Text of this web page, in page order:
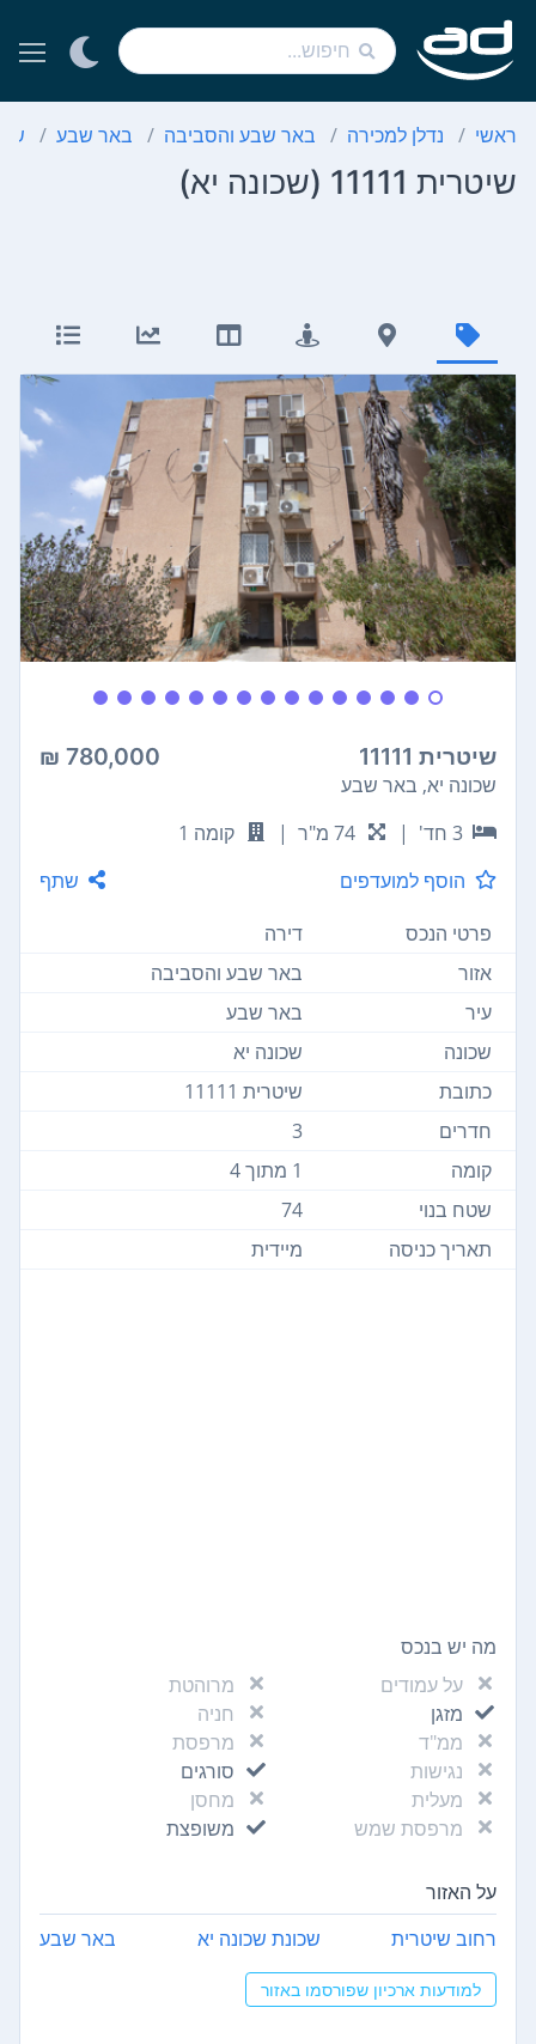
ראשי נדלן למכירה באר שבע והסביבה באר שבע
שיטרית 11111 (שכונה יא)
שיטרית 11111 780,000 ₪
שכונה יא, באר שבע
3 חד'
| 74 מ"ר |
קומה 1
הוסף למועדפים
שתף
פרטי הנכס
דירה
אזור
באר שבע והסביבה
עיר
באר שבע
שכונה
שכונה יא
כתובת
שיטרית 11111
חדרים
3
קומה
1 מתוך 4
שטח בנוי
74
תאריך כניסה
מיידית
מה יש בנכס
על עמודים
מרוהטת
מזגן
חניה
ממ"ד
מרפסת
נגישות
סורגים
מעלית
מחסן
מרפסת שמש
משופצת
על האזור
רחוב שיטרית שכונת שכונה יא באר שבע
למודעות ארכיון שפורסמו באזור